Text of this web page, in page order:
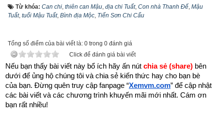
xấu của mỗi người cần phải tổng thể từ sinh vượng suy
coi một trụ nào đó làm chính. Vì vậy quan điểm năm tốt không
bằng tháng tốt, tháng tốt không bằng ngày tốt, ngày tốt không
bằng giờ tốt là phiến diện còn quan niệm năm sinh quyết định
toàn bộ vận mệnh còn người thì lại càng sai lầm hơn nữa.
Vậy hiểu như thế nào mới lại đúng?
Năm sinh trong tứ trụ
Từ khóa: Can chi, thiên can Mậu, địa chi Tuất, Con nhà Thanh Ðế, Mậu
Tuất, tuổi Mậu Tuất, Bình địa Mộc, Tiến Sơn Chi Cẩu
Tổng số điểm của bài viết là: 0 trong 0 đánh giá
Click để đánh giá bài viết
Nếu bạn thấy bài viết này bổ ích hãy ấn nút chia sẻ (share) bên
dưới để ủng hộ chúng tôi và chia sẻ kiến thức hay cho bạn bè
của bạn. Đừng quên truy cập fanpage “Xemvm.com” để cập nhật
các bài viết và các chương trình khuyến mãi mới nhất. Cám ơn
bạn rất nhiều!